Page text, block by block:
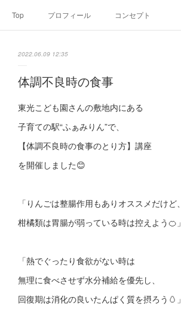
Top プロフィール コンセプト
SNS
2022.06.09 12:35
体調不良時の食事
東光こども園さんの敷地内にある
子育ての駅“ふぁみりん”で、
【体調不良時の食事のとり方】講座
を開催しました😊
「りんごは整腸作用もありオススメだけど、
柑橘類は胃腸が弱っている時は控えよう🍊」
「熱でぐったり食欲がない時は
無理に食べさせず水分補給を優先し、
回復期は消化の良いたんぱく質を摂ろう🥚」